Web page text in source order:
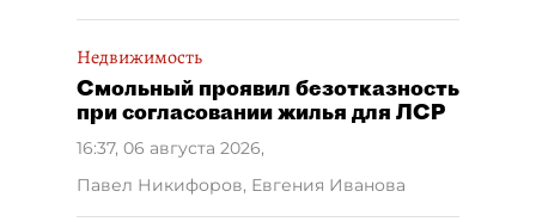
Недвижимость
Смольный проявил безотказность
при согласовании жилья для ЛСР
16:37, 06 августа 2026,
Павел Никифоров, Евгения Иванова